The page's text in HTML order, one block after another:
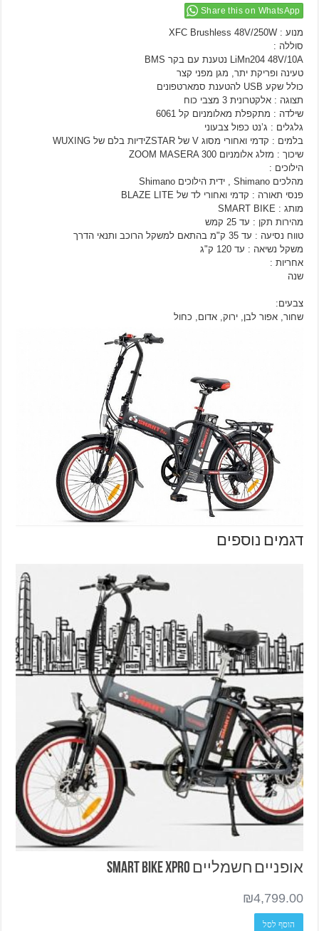
Share this on WhatsApp
מנוע : XFC Brushless 48V/250W
סוללה :
LiMn204 48V/10A נטענת עם בקר BMS
טעינה ופריקת יתר, מגן מפני קצר
כולל שקע USB להטענת סמארטפונים
תצוגה : אלקטרונית 3 מצבי כוח
שילדה : מתקפלת מאלומניום קל 6061
גלגלים : ג’נט כפול צבעוני
בלמים : קדמי ואחורי מסוג V של ZSTARידיות בלם של WUXING
שיכוך : מזלג אלומניום ZOOM MASERA 300
הילוכים :
מהלכים Shimano , ידית הילוכים Shimano
פנסי תאורה : קדמי ואחורי לד של BLAZE LITE
מותג : SMART BIKE
מהירות תקן : עד 25 קמש
טווח נסיעה : עד 35 ק"מ בהתאם למשקל הרוכב ותנאי הדרך
משקל נשיאה : עד 120 ק"ג
אחריות :
שנה
צבעים:
שחור, אפור לבן, ירוק, אדום, כחול
דגמים נוספים
אופניים חשמליים SMART BIKE XPRO
₪4,799.00
הוסף לסל